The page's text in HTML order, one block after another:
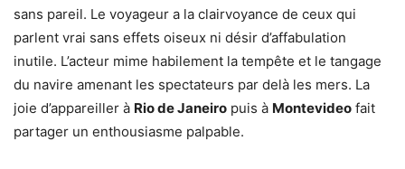
sans pareil. Le voyageur a la clairvoyance de ceux qui
parlent vrai sans effets oiseux ni désir d’affabulation
inutile. L’acteur mime habilement la tempête et le tangage
du navire amenant les spectateurs par delà les mers. La
joie d’appareiller à Rio de Janeiro puis à Montevideo fait
partager un enthousiasme palpable.